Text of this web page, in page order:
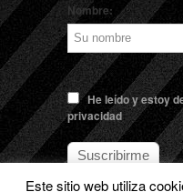
Nombre:
He leído y estoy
privacidad
Este sitio web utiliza